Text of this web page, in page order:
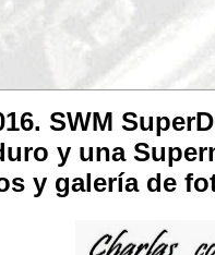
SWM
y una
y galería de